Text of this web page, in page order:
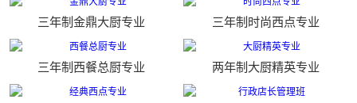
三年制金鼎大厨专业 三年制时尚西点专业
三年制西餐总厨专业 两年制大厨精英专业